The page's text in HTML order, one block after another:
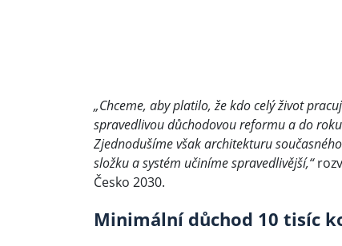
„Chceme, aby platilo, že kdo celý život
spravedlivou důchodovou reformu a do
Zjednodušíme však architekturu
složku a systém učiníme spravedlivější,“
Česko 2030.
Minimální důchod 10 tisíc